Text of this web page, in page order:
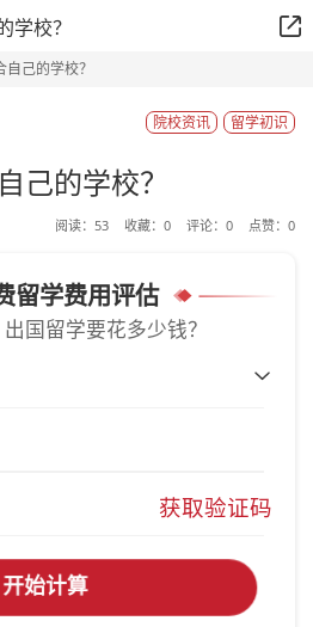
学校？
己的学校？
留学初识
院校资讯
己的学校？
阅读： 53 收藏： 0 评论： 0 点赞： 0
留学费用评估
国留学要花多少钱？
获取验证码
开始计算